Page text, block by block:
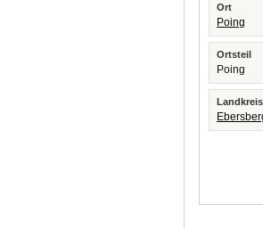
Ort
Poing
Ortsteil
Poing
Landkreis